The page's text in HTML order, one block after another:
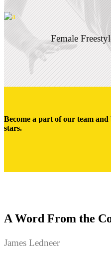
Female
Become a part of our team
stars.
A Word From the
James Ledneer